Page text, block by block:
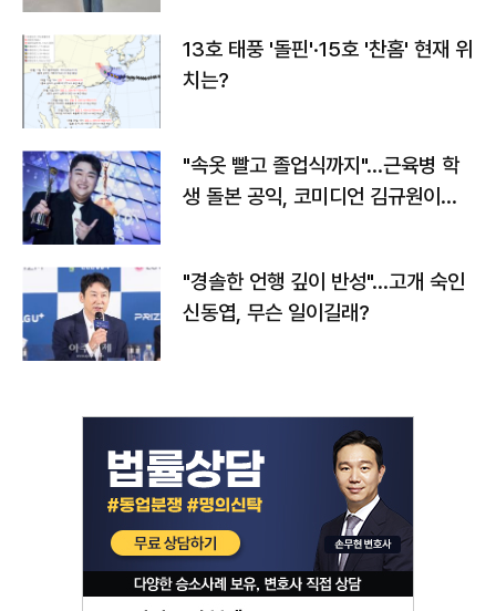
13호 태풍 '돌핀'·15호 '찬홈' 현재 위
치는?
"속옷 빨고 졸업식까지"…근육병 학
생 돌본 공익, 코미디언 김규원이었
"경솔한 언행 깊이 반성"…고개 숙인
신동엽, 무슨 일이길래?